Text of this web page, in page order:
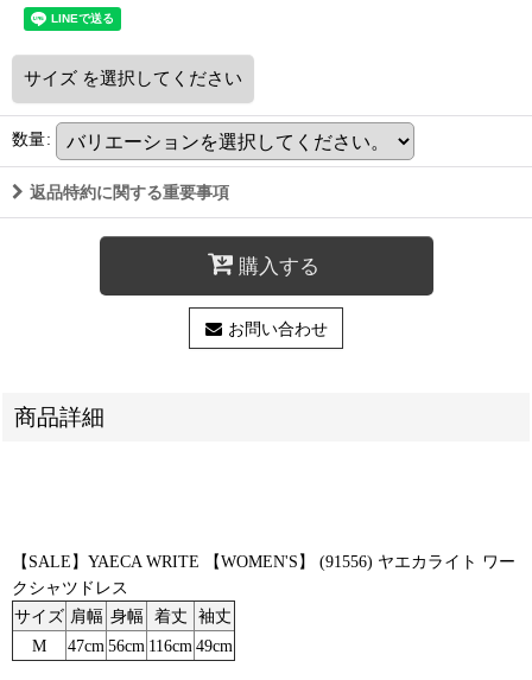
サイズ を選択してください
数量:
返品特約に関する重要事項
購入する
お問い合わせ
商品詳細
【SALE】YAECA WRITE 【WOMEN'S】 (91556) ヤエカライト ワー
クシャツドレス
サイズ 肩幅 身幅 着丈
袖丈
M
47cm 56cm 116cm 49cm